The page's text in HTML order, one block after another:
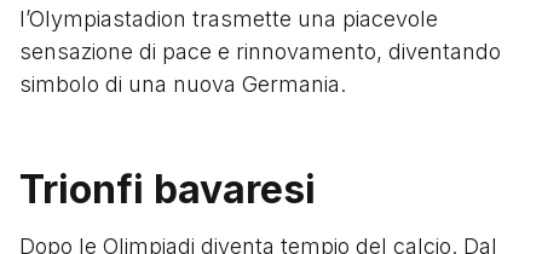
l’Olympiastadion trasmette una piacevole
sensazione di pace e rinnovamento, diventando
simbolo di una nuova Germania.
Trionfi bavaresi
Dopo le Olimpiadi diventa tempio del calcio. Dal